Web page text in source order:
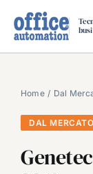
SPECIAL PAPER
TAVOLE
CARRIERE
Home Dal
DAL MERCATO